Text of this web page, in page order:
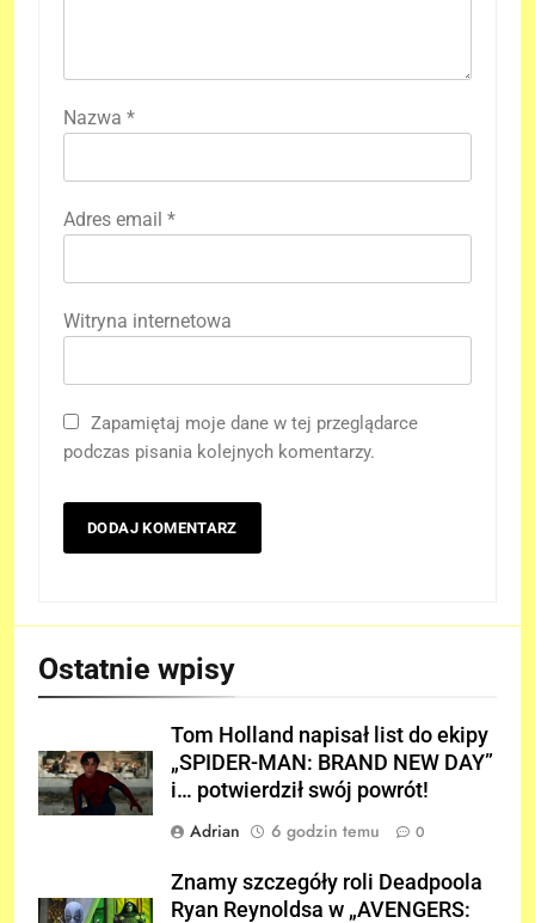
Nazwa *
Adres email *
Witryna internetowa
Zapamiętaj moje dane w tej przeglądarce
podczas pisania kolejnych komentarzy.
Ostatnie wpisy
Tom Holland napisał list do ekipy
„SPIDER-MAN: BRAND NEW DAY”
i… potwierdził swój powrót!
Adrian
6 godzin temu 0
Znamy szczegóły roli Deadpoola
Ryan Reynoldsa w „AVENGERS: